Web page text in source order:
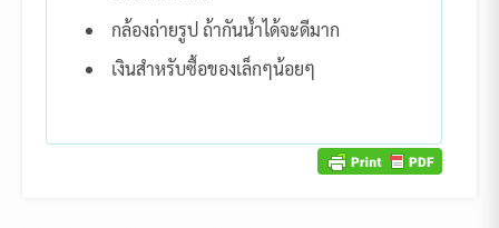
กล้องถ่ายรูป ถ้ากันน้ำได้จะดีมาก
เงินสำหรับซื้อของเล็กๆน้อยๆ